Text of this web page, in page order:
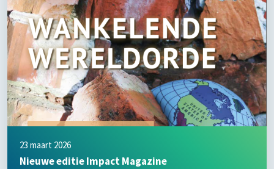
23 maart 2026
Nieuwe editie Impact Magazine